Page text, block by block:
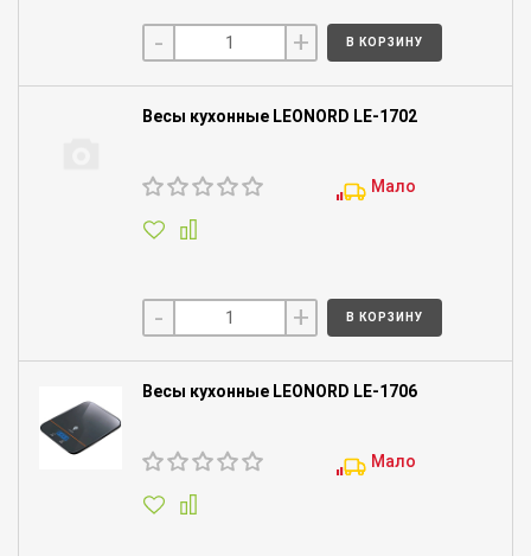
- + В КОРЗИНУ
Весы кухонные LEONORD LE-1702
Мало
- + В КОРЗИНУ
Весы кухонные LEONORD LE-1706
Мало